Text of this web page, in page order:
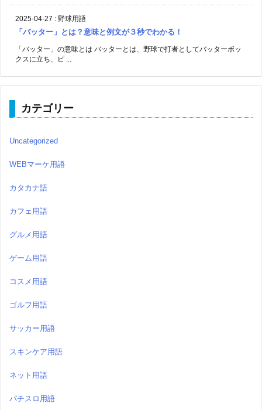
2025-04-27 : 野球用語
「バッター」とは？意味と例文が３秒でわかる！
「バッター」の意味とは バッターとは、野球で打者としてバッターボッ
クスに立ち、ピ ...
カテゴリー
Uncategorized
WEBマーケ用語
カタカナ語
カフェ用語
グルメ用語
ゲーム用語
コスメ用語
ゴルフ用語
サッカー用語
スキンケア用語
ネット用語
パチスロ用語